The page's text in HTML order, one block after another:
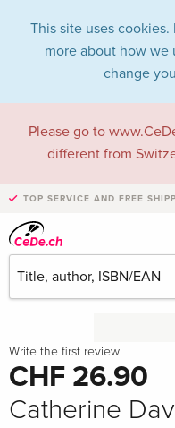
This site uses cookies.
more about how we
change
Please go to
different from
TOP SERVICE AND FREE
Write the first review!
CHF 26.90
Catherine